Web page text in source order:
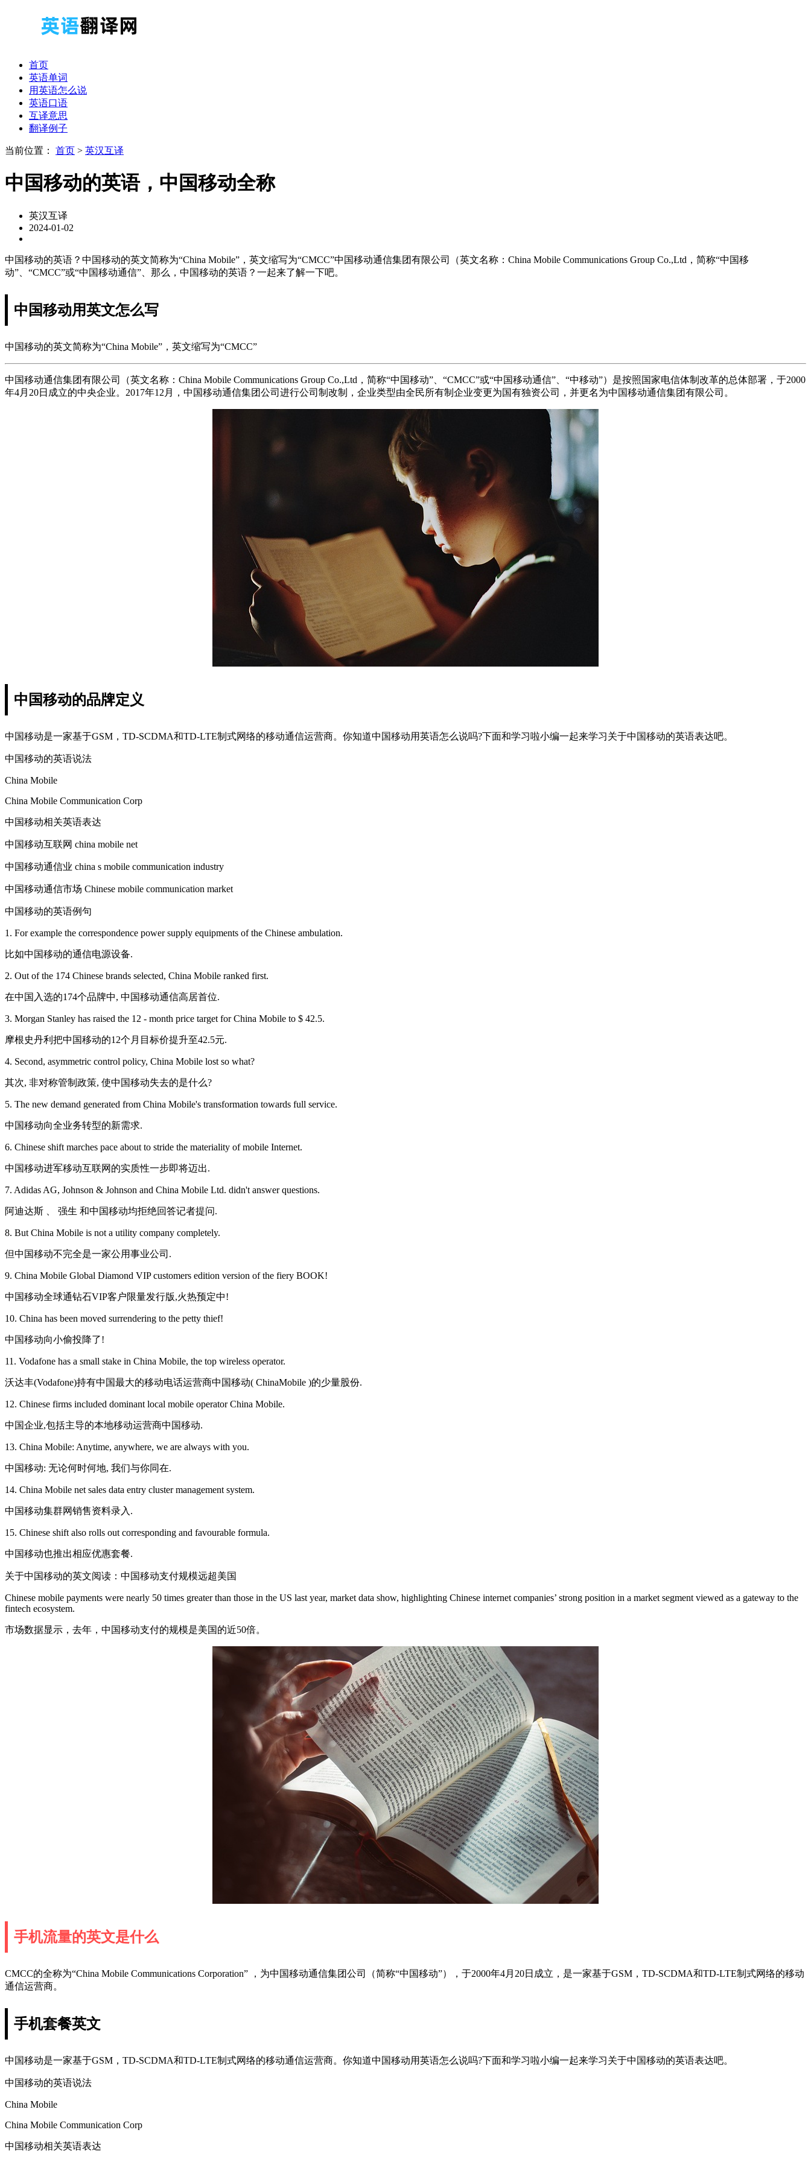
首页
英语单词
用英语怎么说
英语口语
互译意思
翻译例子
当前位置： 首页 > 英汉互译
中国移动的英语，中国移动全称
英汉互译
2024-01-02
中国移动的英语？中国移动的英文简称为“China Mobile”，英文缩写为“CMCC”中国移动通信集团有限公司（英文名称：China Mobile Communications Group Co.,Ltd，简称“中国移
动”、“CMCC”或“中国移动通信”、那么，中国移动的英语？一起来了解一下吧。
中国移动用英文怎么写
中国移动的英文简称为“China Mobile”，英文缩写为“CMCC”
中国移动通信集团有限公司（英文名称：China Mobile Communications Group Co.,Ltd，简称“中国移动”、“CMCC”或“中国移动通信”、“中移动”）是按照国家电信体制改革的总体部署，于2000
年4月20日成立的中央企业。2017年12月，中国移动通信集团公司进行公司制改制，企业类型由全民所有制企业变更为国有独资公司，并更名为中国移动通信集团有限公司。
中国移动的品牌定义
中国移动是一家基于GSM，TD-SCDMA和TD-LTE制式网络的移动通信运营商。你知道中国移动用英语怎么说吗?下面和学习啦小编一起来学习关于中国移动的英语表达吧。
中国移动的英语说法
China Mobile
China Mobile Communication Corp
中国移动相关英语表达
中国移动互联网 china mobile net
中国移动通信业 china s mobile communication industry
中国移动通信市场 Chinese mobile communication market
中国移动的英语例句
1. For example the correspondence power supply equipments of the Chinese ambulation.
比如中国移动的通信电源设备.
2. Out of the 174 Chinese brands selected, China Mobile ranked first.
在中国入选的174个品牌中, 中国移动通信高居首位.
3. Morgan Stanley has raised the 12 - month price target for China Mobile to $ 42.5.
摩根史丹利把中国移动的12个月目标价提升至42.5元.
4. Second, asymmetric control policy, China Mobile lost so what?
其次, 非对称管制政策, 使中国移动失去的是什么?
5. The new demand generated from China Mobile's transformation towards full service.
中国移动向全业务转型的新需求.
6. Chinese shift marches pace about to stride the materiality of mobile Internet.
中国移动进军移动互联网的实质性一步即将迈出.
7. Adidas AG, Johnson & Johnson and China Mobile Ltd. didn't answer questions.
阿迪达斯 、 强生 和中国移动均拒绝回答记者提问.
8. But China Mobile is not a utility company completely.
但中国移动不完全是一家公用事业公司.
9. China Mobile Global Diamond VIP customers edition version of the fiery BOOK!
中国移动全球通钻石VIP客户限量发行版,火热预定中!
10. China has been moved surrendering to the petty thief!
中国移动向小偷投降了!
11. Vodafone has a small stake in China Mobile, the top wireless operator.
沃达丰(Vodafone)持有中国最大的移动电话运营商中国移动( ChinaMobile )的少量股份.
12. Chinese firms included dominant local mobile operator China Mobile.
中国企业,包括主导的本地移动运营商中国移动.
13. China Mobile: Anytime, anywhere, we are always with you.
中国移动: 无论何时何地, 我们与你同在.
14. China Mobile net sales data entry cluster management system.
中国移动集群网销售资料录入.
15. Chinese shift also rolls out corresponding and favourable formula.
中国移动也推出相应优惠套餐.
关于中国移动的英文阅读：中国移动支付规模远超美国
Chinese mobile payments were nearly 50 times greater than those in the US last year, market data show, highlighting Chinese internet companies’ strong position in a market segment viewed as a gateway to the
fintech ecosystem.
市场数据显示，去年，中国移动支付的规模是美国的近50倍。
手机流量的英文是什么
CMCC的全称为“China Mobile Communications Corporation” ，为中国移动通信集团公司（简称“中国移动”），于2000年4月20日成立，是一家基于GSM，TD-SCDMA和TD-LTE制式网络的移动
通信运营商。
手机套餐英文
中国移动是一家基于GSM，TD-SCDMA和TD-LTE制式网络的移动通信运营商。你知道中国移动用英语怎么说吗?下面和学习啦小编一起来学习关于中国移动的英语表达吧。
中国移动的英语说法
China Mobile
China Mobile Communication Corp
中国移动相关英语表达